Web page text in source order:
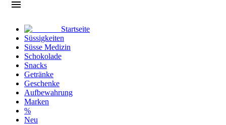
Startseite
Süssigkeiten
Süsse Medizin
Schokolade
Snacks
Getränke
Geschenke
Aufbewahrung
Marken
%
Neu